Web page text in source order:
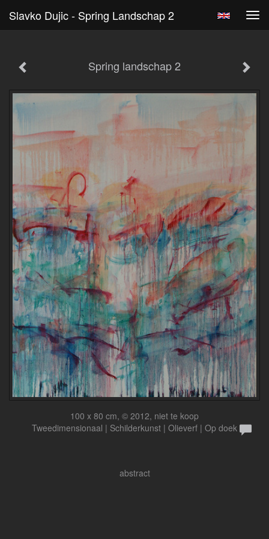
Slavko Dujic - Spring Landschap 2
Spring landschap 2
100 x 80 cm, © 2012, niet te koop
Tweedimensionaal | Schilderkunst | Olieverf | Op doek
abstract